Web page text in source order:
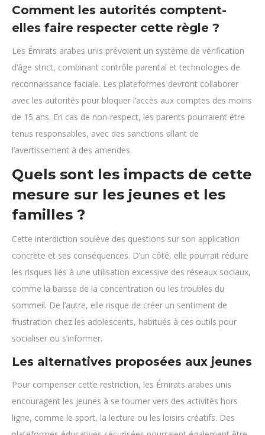
Comment les autorités comptent-
elles faire respecter cette règle ?
Les Émirats arabes unis prévoient un système de vérification
d’âge strict, combinant contrôle parental et technologies de
reconnaissance faciale. Les plateformes devront collaborer
avec les autorités pour bloquer l’accès aux comptes des moins
de 15 ans. En cas de non-respect, les parents pourraient être
tenus responsables, avec des sanctions allant de
l’avertissement à des amendes.
Quels sont les impacts de cette
mesure sur les jeunes et les
familles ?
Cette interdiction soulève des questions sur son application
concrète et ses conséquences. D’un côté, elle pourrait réduire
les risques liés à une utilisation excessive des réseaux sociaux,
comme la baisse de la concentration ou les troubles du
sommeil. De l’autre, elle risque de créer un sentiment de
frustration chez les adolescents, habitués à ces outils pour
socialiser ou s’informer.
Les alternatives proposées aux jeunes
Pour compenser cette restriction, les Émirats arabes unis
encouragent les jeunes à se tourner vers des activités hors
ligne, comme le sport, la lecture ou les loisirs créatifs. Des